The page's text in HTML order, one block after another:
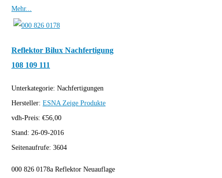
Mehr...
Reflektor Bilux Nachfertigung
108 109 111
Unterkategorie: Nachfertigungen
Hersteller: ESNA Zeige Produkte
vdh-Preis: €56,00
Stand: 26-09-2016
Seitenaufrufe: 3604
000 826 0178a Reflektor Neuauflage